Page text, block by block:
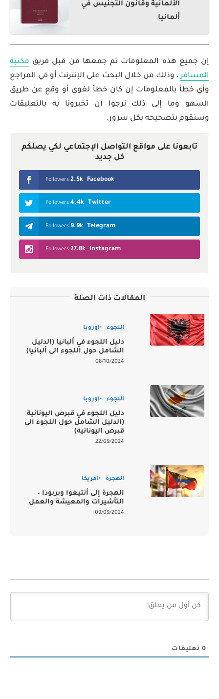
الألمانية وقانون التجنيس في
ألمانيا
إن جميع هذه المعلومات تم جمعها من قبل فريق مكتبة
المسافر، وذلك من خلال البحث على الإنترنت أو في المراجع
وأي خطأ بالمعلومات إن كان خطأ لغوي أو وقع عن طريق
السهو وما إلى ذلك نرجوا أن تخبرونا به بالتعليقات
وسنقوم بتصحيحه بكل سرور.
تابعونا على مواقع التواصل الإجتماعي لكي يصلكم
كل جديد
Facebook
2.5k
Followers
Twitter
4.4k
Followers
Telegram
9.9k
Followers
Instagram
27.8k
Followers
المقالات ذات الصلة
اللجوء اوروبا
دليل اللجوء في ألبانيا (الدليل
الشامل حول اللجوء الى ألبانيا)
08/10/2024
اللجوء اوروبا
دليل اللجوء في قبرص اليونانية
(الدليل الشامل حول اللجوء الى
قبرص اليونانية)
22/09/2024
الهجرة امريكا
الهجرة إلى أنتيغوا وبربودا –
التأشيرات والمعيشة والعمل
09/09/2024
0 تعليقات